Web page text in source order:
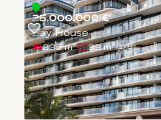
25.000.000 €
Bay House
235 m² 33 m² 1/5